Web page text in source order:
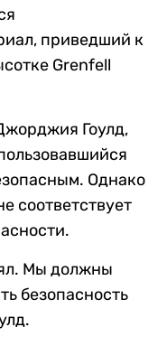
приведший к
Grenfell
Гоулд,
Однако
соответствует
Мы должны
безопасность